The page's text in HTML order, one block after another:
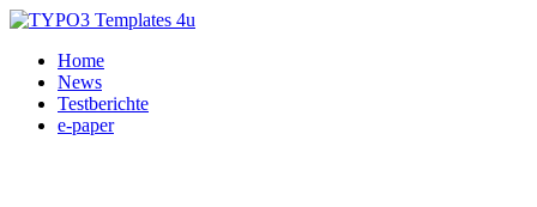
Home
News
Testberichte
e-paper